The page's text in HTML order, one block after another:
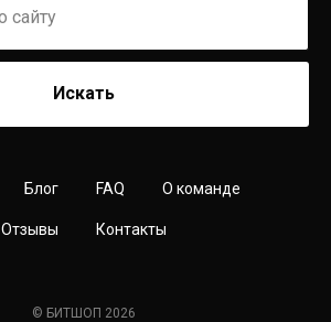
Искать
Блог FAQ О команде
Отзывы Контакты
© БИТШОП 2026